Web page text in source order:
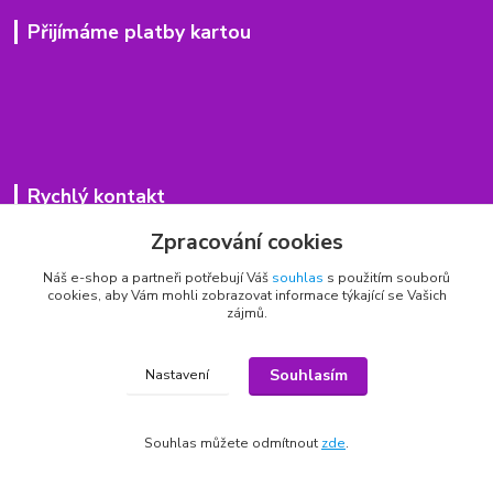
Přijímáme platby kartou
Rychlý kontakt
Po - Pá 9,00 - 15,00 hod.
obchod(zavináč)hrbitovnizbozi.cz
Copyright © 2011 - 2026
Zpracování cookies
Náš e-shop a partneři potřebují Váš souhlas s použitím souborů
cookies, aby Vám mohli zobrazovat informace týkající se Vašich
zájmů.
Nastavení Souhlasím
Souhlas můžete odmítnout zde.